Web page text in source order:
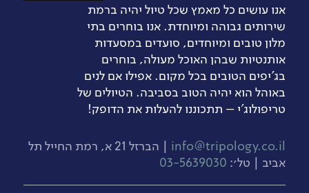
אנו עושים כל מאמץ שכל טיול יהיה ברמת
שירותים גבוהה ומיוחדת. אנו בוחרים בתי
מלון טובים ומיוחדים, סועדים במסעדות
אותנטיות שבהן האוכל מעולה, בוחרים
בג’יפים הטובים בכל מקום. אפילו אם לנים
באוהל הוא יהיה הטוב בסביבה. הטיולים של
טריפולוג'י – תתכוננו להעלות את הדופק!
info@tripology.co.il
| הברזל 21 א, רמת החייל תל
אביב | טל׳: 03-5639030